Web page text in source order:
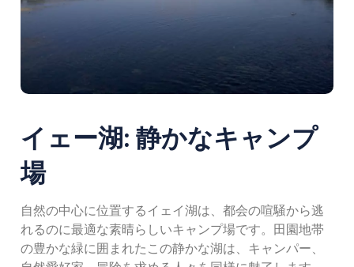
イェー湖: 静かなキャンプ
場
自然の中心に位置するイェイ湖は、都会の喧騒から逃
れるのに最適な素晴らしいキャンプ場です。田園地帯
の豊かな緑に囲まれたこの静かな湖は、キャンパー、